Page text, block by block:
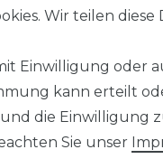
Wir teilen
Einwilligung oder
kann erteilt
die Einwilligung
Sie unser